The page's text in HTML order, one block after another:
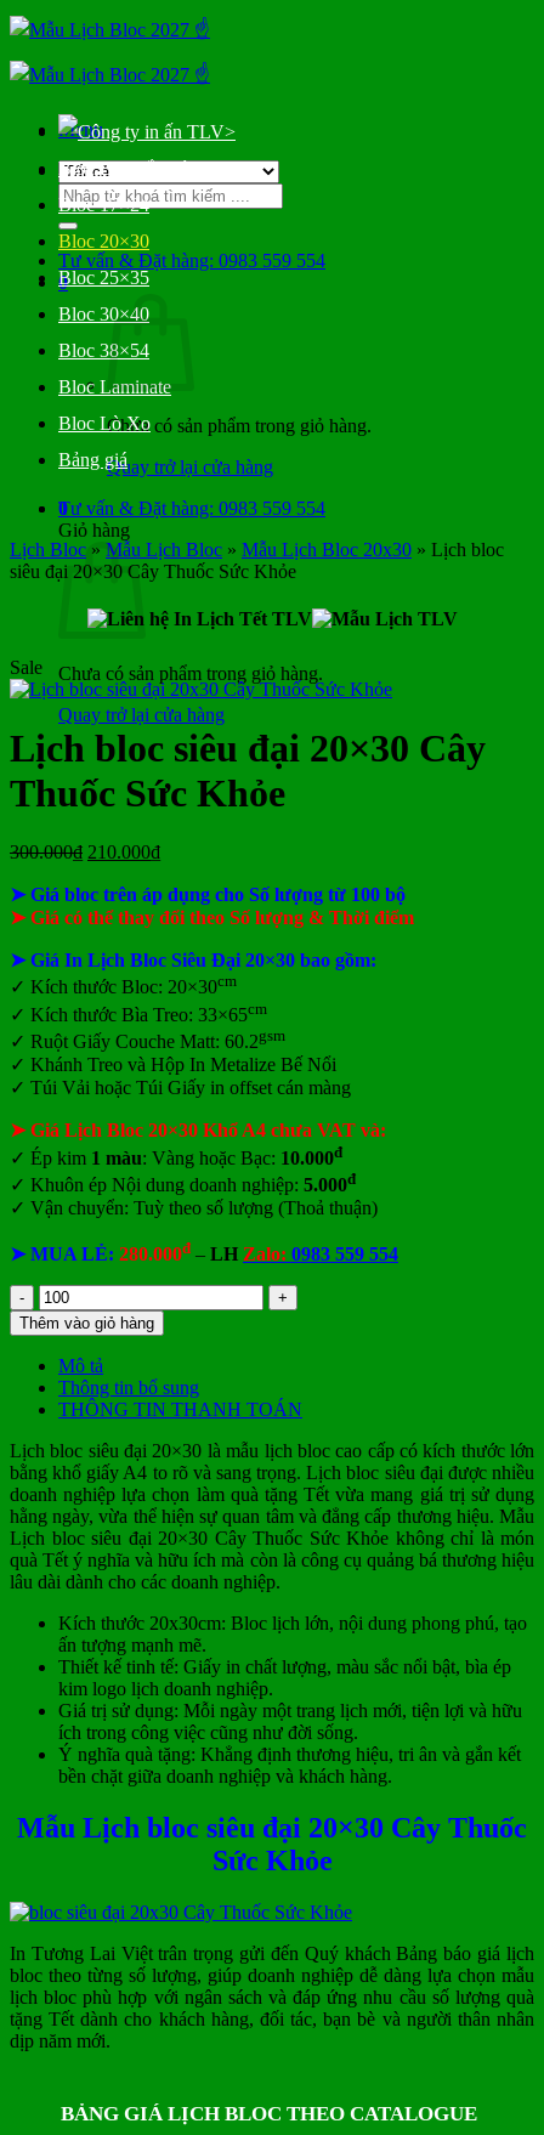
Bỏ
qua
nội
dung
Menu
Tìm
kiếm:
Tư vấn & Đặt hàng: 0983 559 554
0
Chưa có sản phẩm trong giỏ hàng.
Quay trở lại cửa hàng
0
Giỏ hàng
Chưa có sản phẩm trong giỏ hàng.
Quay trở lại cửa hàng
>
Bloc Đại Gắn Bìa
Bloc 17×24
Bloc 20×30
Bloc 25×35
Bloc 30×40
Bloc 38×54
Bloc Laminate
Bloc Lò Xo
Bảng giá
Tư vấn & Đặt hàng: 0983 559 554
Lịch Bloc » Mẫu Lịch Bloc » Mẫu Lịch Bloc 20x30 » Lịch bloc
siêu đại 20×30 Cây Thuốc Sức Khỏe
Sale
Lịch bloc siêu đại 20×30 Cây
Thuốc Sức Khỏe
300.000₫ Giá
là:
300.000₫.
210.000₫Giá
tại
là:
➤ Giá bloc trên áp dụng cho Số lượng từ 100 bộ
➤ Giá có thể thay đổi theo Số lượng & Thời điểm
➤ Giá In Lịch Bloc Siêu Đại 20×30 bao gồm:
✓ Kích thước Bloc: 20×30cm
✓ Kích thước Bìa Treo: 33×65cm
✓ Ruột Giấy Couche Matt: 60.2gsm
✓ Khánh Treo và Hộp In Metalize Bế Nổi
✓ Túi Vải hoặc Túi Giấy in offset cán màng
➤ Giá Lịch Bloc 20×30 Khổ A4 chưa VAT và:
✓ Ép kim 1 màu: Vàng hoặc Bạc: 10.000đ
✓ Khuôn ép Nội dung doanh nghiệp: 5.000đ
✓ Vận chuyển: Tuỳ theo số lượng (Thoả thuận)
➤ MUA LẺ: 280.000đ – LH Zalo: 0983 559 554
Lịch
bloc
siêu
đại
20x30
Cây
Thuốc
Sức
Khỏe
số
lượng
Thêm vào giỏ hàng
Mô tả
Thông tin bổ sung
THÔNG TIN THANH TOÁN
Lịch bloc siêu đại 20×30 là mẫu lịch bloc cao cấp có kích thước lớn
bằng khổ giấy A4 to rõ và sang trọng. Lịch bloc siêu đại được nhiều
doanh nghiệp lựa chọn làm quà tặng Tết vừa mang giá trị sử dụng
hằng ngày, vừa thể hiện sự quan tâm và đẳng cấp thương hiệu. Mẫu
Lịch bloc siêu đại 20×30 Cây Thuốc Sức Khỏe không chỉ là món
quà Tết ý nghĩa và hữu ích mà còn là công cụ quảng bá thương hiệu
lâu dài dành cho các doanh nghiệp.
Kích thước 20x30cm: Bloc lịch lớn, nội dung phong phú, tạo
ấn tượng mạnh mẽ.
Thiết kế tinh tế: Giấy in chất lượng, màu sắc nổi bật, bìa ép
kim logo lịch doanh nghiệp.
Giá trị sử dụng: Mỗi ngày một trang lịch mới, tiện lợi và hữu
ích trong công việc cũng như đời sống.
Ý nghĩa quà tặng: Khẳng định thương hiệu, tri ân và gắn kết
bền chặt giữa doanh nghiệp và khách hàng.
Mẫu Lịch bloc siêu đại 20×30 Cây Thuốc
Sức Khỏe
In Tương Lai Việt trân trọng gửi đến Quý khách Bảng báo giá lịch
bloc theo từng số lượng, giúp doanh nghiệp dễ dàng lựa chọn mẫu
lịch bloc phù hợp với ngân sách và đáp ứng nhu cầu số lượng quà
tặng Tết dành cho khách hàng, đối tác, bạn bè và người thân nhân
dịp năm mới.
BẢNG GIÁ LỊCH BLOC THEO CATALOGUE